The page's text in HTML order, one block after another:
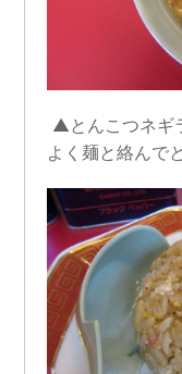
▲とんこつネギ
よく麺と絡んで